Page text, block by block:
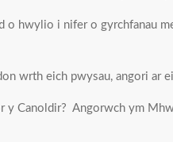
o hwylio i nifer o gyrchfanau
wrth eich pwysau, angori
y Canoldir? Angorwch ym